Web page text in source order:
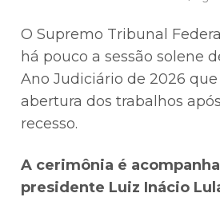
O Supremo Tribunal
há pouco a sessão solene
Ano Judiciário de 2026
abertura dos trabalhos
recesso.
A cerimônia é
presidente Luiz Inácio